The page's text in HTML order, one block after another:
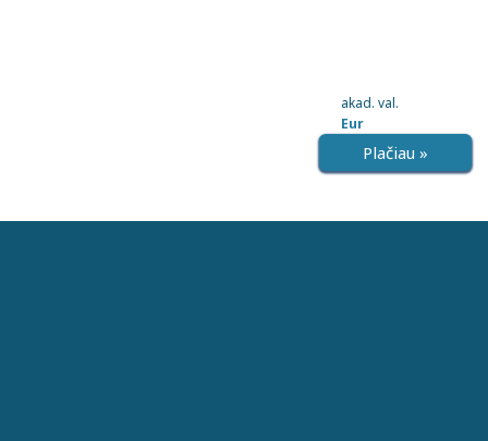
akad. val.
Eur
Plačiau »